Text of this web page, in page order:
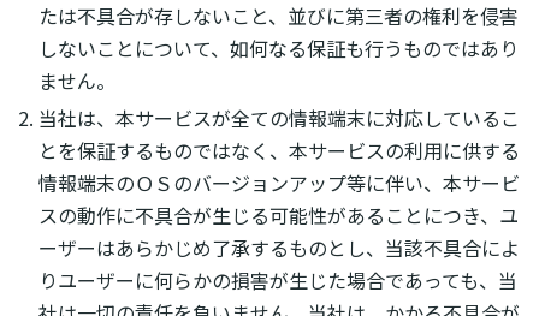
たは不具合が存しないこと、並びに第三者の権利を侵害
しないことについて、如何なる保証も行うものではあり
ません。
当社は、本サービスが全ての情報端末に対応しているこ
とを保証するものではなく、本サービスの利用に供する
情報端末のＯＳのバージョンアップ等に伴い、本サービ
スの動作に不具合が生じる可能性があることにつき、ユ
ーザーはあらかじめ了承するものとし、当該不具合によ
りユーザーに何らかの損害が生じた場合であっても、当